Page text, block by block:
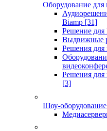
Оборудование для
Biamp [31]
Решение
Выдвижные
Решения для
Решения для
[3]
Шоу-оборудование